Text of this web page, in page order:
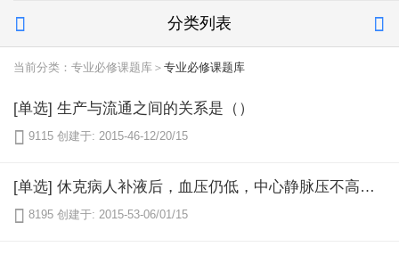
 分类列表 
当前分类：专业必修课题库＞ 专业必修课题库
[单选] 生产与流通之间的关系是（）
 9115 创建于: 2015-46-12/20/15
[单选] 休克病人补液后，血压仍低，中心静脉压不高。5～10分钟内静脉输入等渗盐水250ml，如血压升高，而中心静脉压仍低，提示（）.
 8195 创建于: 2015-53-06/01/15